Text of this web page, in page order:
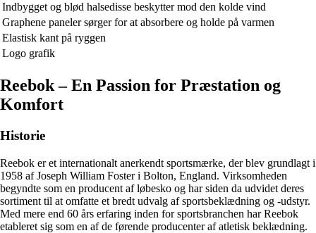
Indbygget og blød halsedisse beskytter mod den kolde vind
Graphene paneler sørger for at absorbere og holde på varmen
Elastisk kant på ryggen
Logo grafik
Reebok – En Passion for Præstation og
Komfort
Historie
Reebok er et internationalt anerkendt sportsmærke, der blev grundlagt i
1958 af Joseph William Foster i Bolton, England. Virksomheden
begyndte som en producent af løbesko og har siden da udvidet deres
sortiment til at omfatte et bredt udvalg af sportsbeklædning og -udstyr.
Med mere end 60 års erfaring inden for sportsbranchen har Reebok
etableret sig som en af de førende producenter af atletisk beklædning.